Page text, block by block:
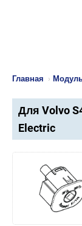
Главная ›
Для Volvo
Electric